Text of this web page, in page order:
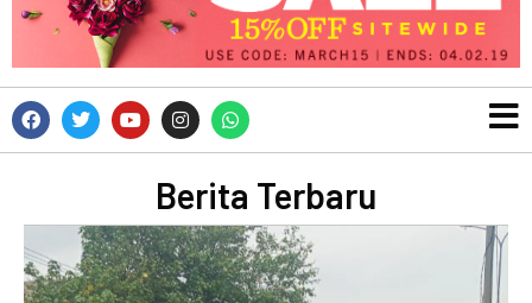
Berita Terbaru